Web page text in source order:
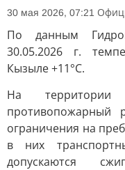
30 мая 2026, 07:21
По данным
30.05.2026 г.
Кызыле +11°С.
На территории
противопожарный
ограничения на
в них
допускаются